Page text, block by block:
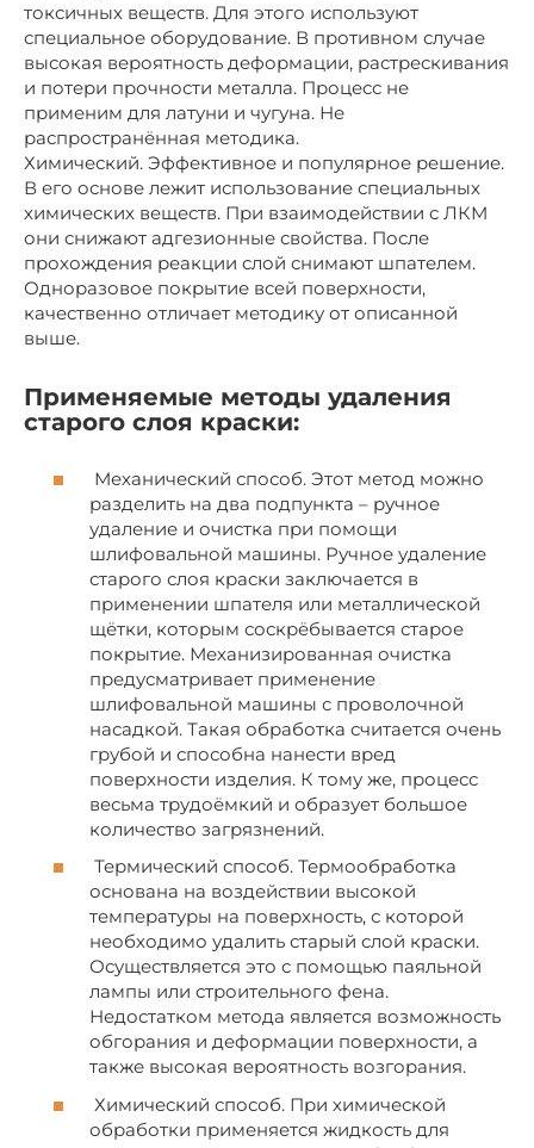
токсичных веществ. Для этого используют
специальное оборудование. В противном случае
высокая вероятность деформации, растрескивания
и потери прочности металла. Процесс не
применим для латуни и чугуна. Не
распространённая методика.
Химический. Эффективное и популярное решение.
В его основе лежит использование специальных
химических веществ. При взаимодействии с ЛКМ
они снижают адгезионные свойства. После
прохождения реакции слой снимают шпателем.
Одноразовое покрытие всей поверхности,
качественно отличает методику от описанной
выше.
Применяемые методы удаления
старого слоя краски:
Механический способ. Этот метод можно
разделить на два подпункта – ручное
удаление и очистка при помощи
шлифовальной машины. Ручное удаление
старого слоя краски заключается в
применении шпателя или металлической
щётки, которым соскрёбывается старое
покрытие. Механизированная очистка
предусматривает применение
шлифовальной машины с проволочной
насадкой. Такая обработка считается очень
грубой и способна нанести вред
поверхности изделия. К тому же, процесс
весьма трудоёмкий и образует большое
количество загрязнений.
Термический способ. Термообработка
основана на воздействии высокой
температуры на поверхность, с которой
необходимо удалить старый слой краски.
Осуществляется это с помощью паяльной
лампы или строительного фена.
Недостатком метода является возможность
обгорания и деформации поверхности, а
также высокая вероятность возгорания.
Химический способ. При химической
обработки применяется жидкость для